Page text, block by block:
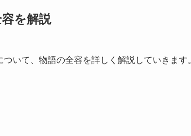
を解説
いて、物語の全容を詳しく解説していきます。